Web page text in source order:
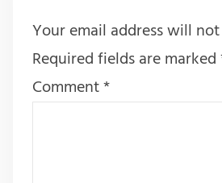
Your email address will
Required fields are marked
Comment*